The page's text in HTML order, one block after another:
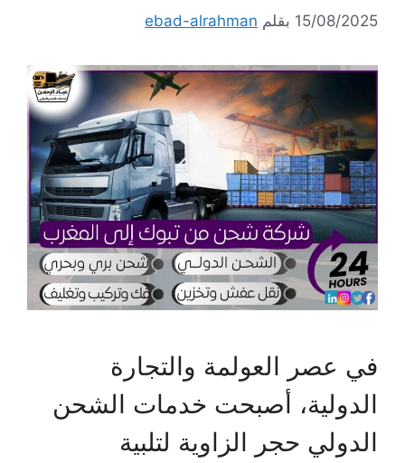
15/08/2025 بقلم ebad-alrahman
في عصر العولمة والتجارة
الدولية، أصبحت خدمات الشحن
الدولي حجر الزاوية لتلبية